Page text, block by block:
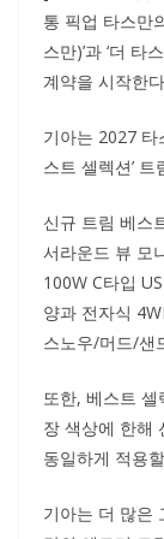
통 픽업 타스만
스만)’과 ‘더 타
계약을 시작한
기아는 2027 타
스트 셀렉션’
신규 트림 베스
서라운드 뷰 모
100W C타입
양과 전자식
스노우/머드/샌
또한, 베스트
장 색상에 한해
동일하게 적용
기아는 더 많은